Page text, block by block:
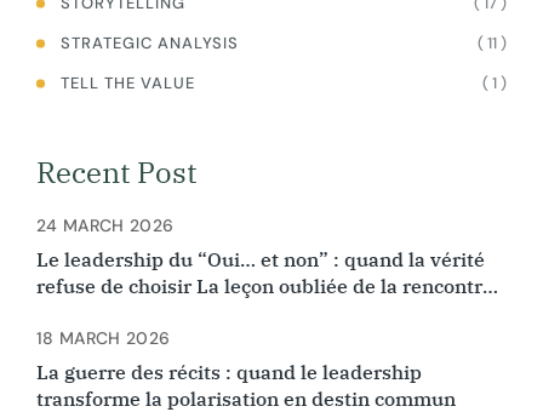
STRATEGIC ANALYSIS
( 11 )
TELL THE VALUE
( 1 )
Recent Post
Le leadership du “Oui… et non” : quand la vérité
refuse de choisir La leçon oubliée de la rencontre
24 MARCH 2026
La guerre des récits : quand le leadership
transforme la polarisation en destin commun
18 MARCH 2026